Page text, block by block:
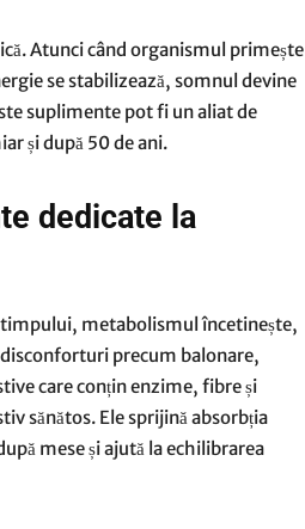
Atunci când organismul primește
se stabilizează, somnul devine
suplimente pot fi un aliat de
și după 50 de ani.
dedicate la
timpului, metabolismul încetinește,
precum balonare,
care conțin enzime, fibre și
sănătos. Ele sprijină absorbția
mese și ajută la echilibrarea